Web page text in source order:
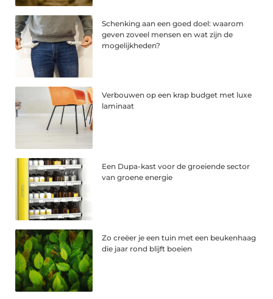
Schenking aan een goed doel: waarom
geven zoveel mensen en wat zijn de
mogelijkheden?
Verbouwen op een krap budget met luxe
laminaat
Een Dupa-kast voor de groeiende sector
van groene energie
Zo creëer je een tuin met een beukenhaag
die jaar rond blijft boeien